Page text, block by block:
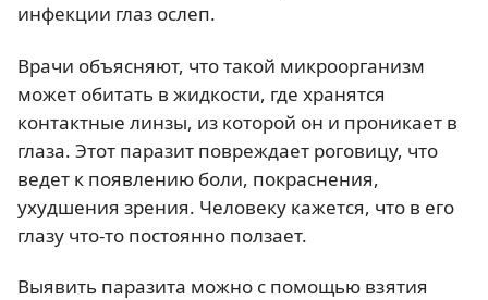
инфекции глаз ослеп.
Врачи объясняют, что такой микроорганизм
может обитать в жидкости, где хранятся
контактные линзы, из которой он и проникает в
глаза. Этот паразит повреждает роговицу, что
ведет к появлению боли, покраснения,
ухудшения зрения. Человеку кажется, что в его
глазу что-то постоянно ползает.
Выявить паразита можно с помощью взятия